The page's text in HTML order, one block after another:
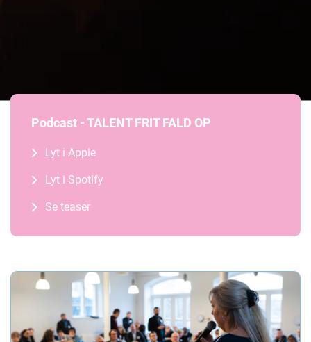
Podcast - TALENT FRIT FALD OP
Lyt i Apple
Lyt i Spotify
Se teaser